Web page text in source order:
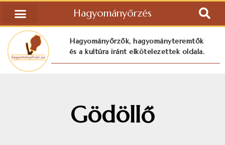
Hagyományőrzés
Hagyományőrzők, hagyományteremtők
és a kultúra iránt elkötelezettek oldala.
Gödöllő